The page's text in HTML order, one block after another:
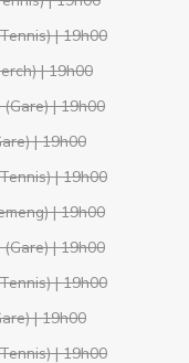
| 19h00
| 19h00
| 19h00
| 19h00
| 19h00
| 19h00
| 19h00
| 19h00
| 19h00
| 19h00